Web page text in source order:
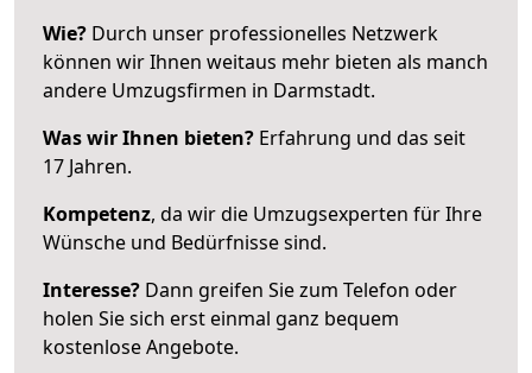
Wie? Durch unser professionelles Netzwerk
können wir Ihnen weitaus mehr bieten als manch
andere Umzugsfirmen in Darmstadt.
Was wir Ihnen bieten? Erfahrung und das seit
17 Jahren.
Kompetenz, da wir die Umzugsexperten für Ihre
Wünsche und Bedürfnisse sind.
Interesse? Dann greifen Sie zum Telefon oder
holen Sie sich erst einmal ganz bequem
kostenlose Angebote.